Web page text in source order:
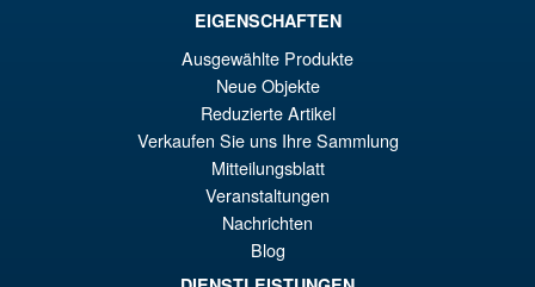
VORBESTELLUNGEN
S.H. Figuarts Dragon Ball
Daima Super Saiyan 4 Son
Gokum ( Adult ) Action Figure
EIGENSCHAFTEN
Ausgewählte Produkte
Neue Objekte
Reduzierte Artikel
Verkaufen Sie uns Ihre Sammlung
Mitteilungsblatt
Veranstaltungen
Nachrichten
Blog